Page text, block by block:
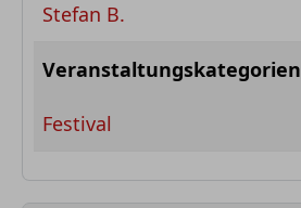
Stefan B.
Veranstaltungskategorien
Festival